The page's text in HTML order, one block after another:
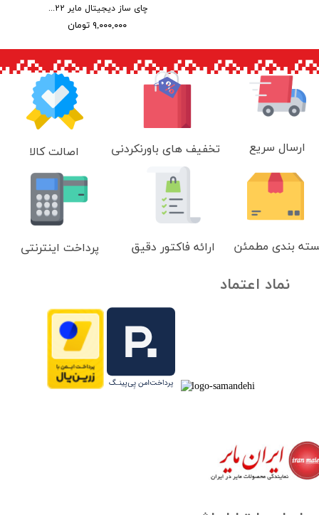
چای ساز دیجیتال مایر Maier digital tea maker MR-3522
۹,۰۰۰,۰۰۰ تومان
ارسال سریع اصالت کالا تخفیف های باورنکردنی
بندی مطمئن ارائه فاکتور دقیق پرداخت اینترنتی
نماد اعتماد